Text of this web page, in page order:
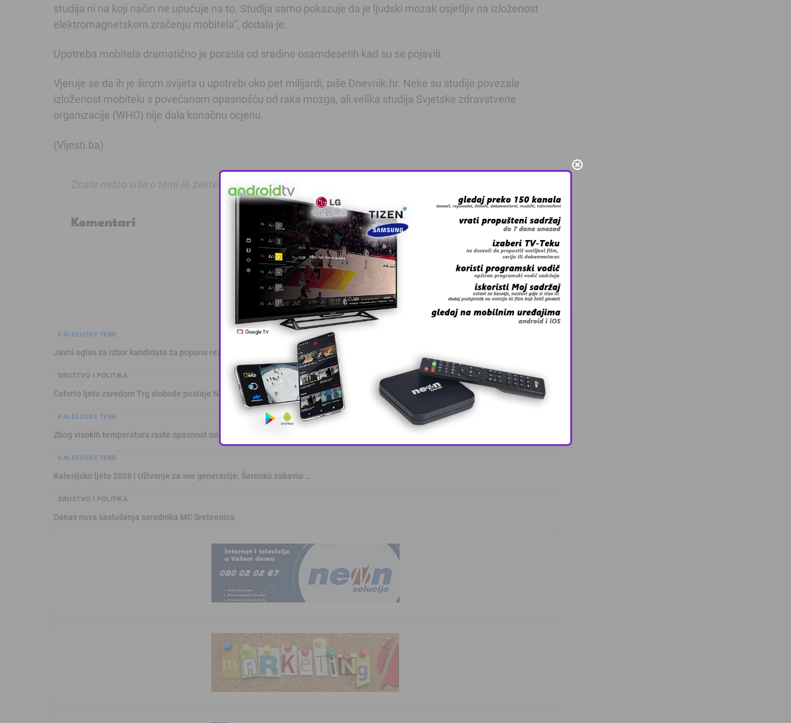
studija ni na koji način ne upućuje na to. Studija samo pokazuje da je ljudski mozak osjetljiv na izloženost
elektromagnetskom zračenju mobitela”, dodala je.
Upotreba mobitela dramatično je porasla od sredine osamdesetih kad su se pojavili.
Vjeruje se da ih je širom svijeta u upotrebi oko pet milijardi, piše Dnevnik.hr. Neke su studije povezale
izloženost mobitelu s povećanom opasnošću od raka mozga, ali velika studija Svjetske zdravstvene
organizacije (WHO) nije dala konačnu ocjenu.
(Vijesti.ba)
Znate nešto više o temi ili želite prijaviti grešku u tekstu?
Komentari
KALESIJSKE TEME
Javni oglas za izbor kandidata za popunu rezervne liste kvalifikovanih …
DRUŠTVO I POLITIKA
Četvrto ljeto zaredom Trg slobode postaje Naše mjesto – BingoL …
KALESIJSKE TEME
Zbog visokih temperatura raste opasnost od požara: Vatrogasci pozivaj …
KALESIJSKE TEME
Kalesijsko ljeto 2026 | Uživanje za sve generacije: Šarenko zabavio …
DRUŠTVO I POLITIKA
Danas nova saslušanja saradnika MC Srebrenica